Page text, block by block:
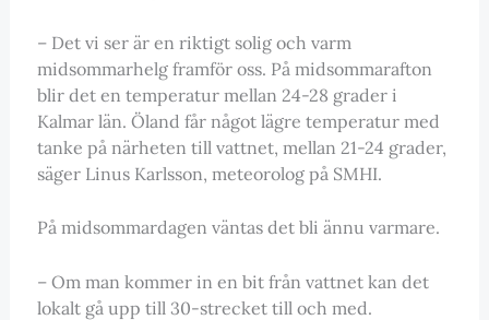
– Det vi ser är en riktigt solig och varm
midsommarhelg framför oss. På midsommarafton
blir det en temperatur mellan 24-28 grader i
Kalmar län. Öland får något lägre temperatur med
tanke på närheten till vattnet, mellan 21-24 grader,
säger Linus Karlsson, meteorolog på SMHI.
På midsommardagen väntas det bli ännu varmare.
– Om man kommer in en bit från vattnet kan det
lokalt gå upp till 30-strecket till och med.